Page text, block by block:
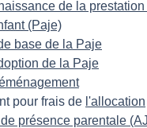
de la prestation
(Paje)
base de la Paje
de la Paje
pour frais de l'allocation
présence parentale